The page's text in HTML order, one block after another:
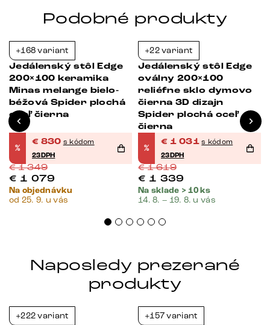
Podobné produkty
+168 variant
Jedálenský stôl Edge
200×100 keramika
Minas melange bielo-
béžová Spider plochá
oceľ čierna
%
€ 830 s kódom
23DPH
€1 349
€ 1 079
Na objednávku
od 25. 9. u vás
+22 variant
Jedálenský stôl Edge
oválny 200×100
reliéfne sklo dymovo
čierna 3D dizajn
Spider plochá oceľ
čierna
%
€ 1 031 s kódom
23DPH
€1 619
€ 1 339
Na sklade > 10 ks
14. 8. – 19. 8. u vás
Naposledy prezerané
produkty
+222 variant +157 variant